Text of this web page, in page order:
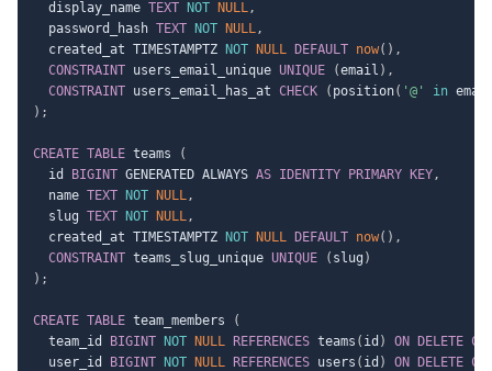
  display_name
TEXT NOT NULL,
  password_hash
TEXT NOT NULL,
  created_at TIMESTAMPTZ
NOT NULL DEFAULT now( ) ,
CONSTRAINT users_email_unique UNIQUE (email ) ,
CONSTRAINT users_email_has_at CHECK ( position( '@' in
) ;
CREATE TABLE teams
(
  id
BIGINT GENERATED ALWAYS AS IDENTITY PRIMARY KEY,
  name
TEXT NOT NULL,
  slug
TEXT NOT NULL,
  created_at TIMESTAMPTZ
NOT NULL DEFAULT now( ) ,
CONSTRAINT teams_slug_unique UNIQUE ( slug )
) ;
CREATE TABLE team_members
(
  team_id
BIGINT NOT NULL REFERENCES teams ( id ) ON DELETE
  user_id
BIGINT NOT NULL REFERENCES users ( id ) ON DELETE